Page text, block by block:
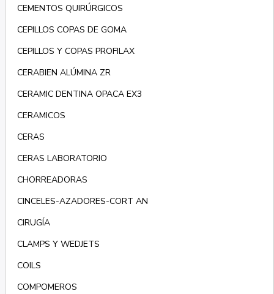
CEMENTOS QUIRÚRGICOS
CEPILLOS COPAS DE GOMA
CEPILLOS Y COPAS PROFILAX
CERABIEN ALÚMINA ZR
CERAMIC DENTINA OPACA EX3
CERAMICOS
CERAS
CERAS LABORATORIO
CHORREADORAS
CINCELES-AZADORES-CORT AN
CIRUGÍA
CLAMPS Y WEDJETS
COILS
COMPOMEROS